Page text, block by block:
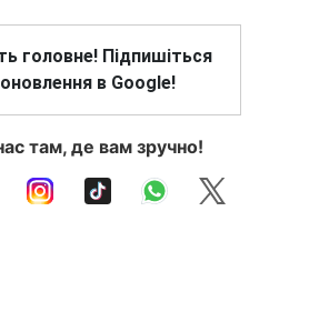
головне! Підпишіться
в Google!
там, де вам зручно!